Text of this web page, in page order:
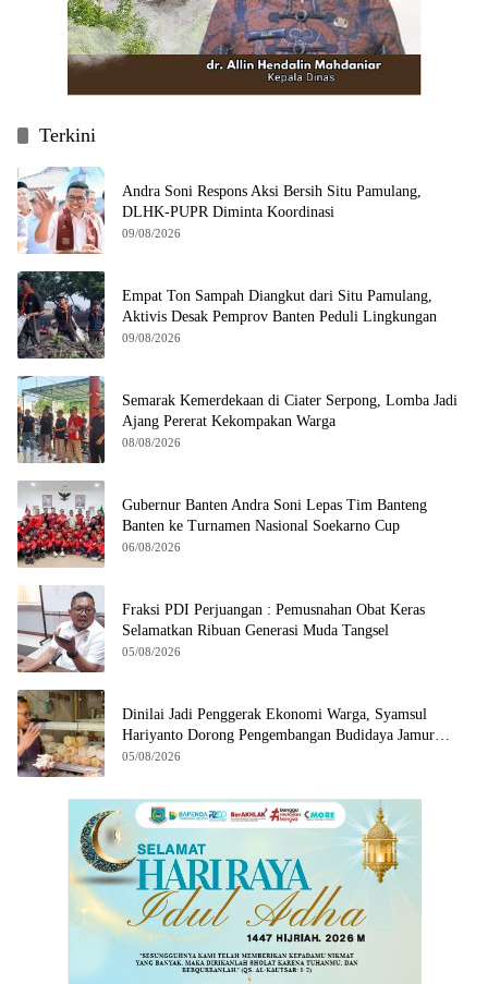
Terkini
Andra Soni Respons Aksi Bersih Situ Pamulang,
DLHK-PUPR Diminta Koordinasi
09/08/2026
Empat Ton Sampah Diangkut dari Situ Pamulang,
Aktivis Desak Pemprov Banten Peduli Lingkungan
09/08/2026
Semarak Kemerdekaan di Ciater Serpong, Lomba Jadi
Ajang Pererat Kekompakan Warga
08/08/2026
Gubernur Banten Andra Soni Lepas Tim Banteng
Banten ke Turnamen Nasional Soekarno Cup
06/08/2026
Fraksi PDI Perjuangan : Pemusnahan Obat Keras
Selamatkan Ribuan Generasi Muda Tangsel
05/08/2026
Dinilai Jadi Penggerak Ekonomi Warga, Syamsul
Hariyanto Dorong Pengembangan Budidaya Jamur
Crispy di Serpong
05/08/2026